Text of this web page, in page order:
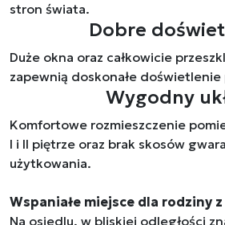
stron świata.
Dobre
Duże okna oraz całkowicie
zapewnią doskonałe doświetlenie
Wygodny
Komfortowe rozmieszczenie
I i II piętrze oraz brak skosów
użytkowania.
Wspaniałe miejsce dla rodziny
Na osiedlu, w bliskiej odległości